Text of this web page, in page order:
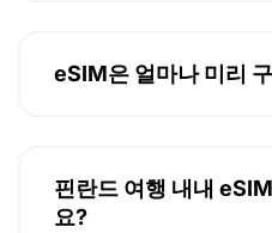
eSIM은 얼마나 미리
핀란드 여행 내내
요?